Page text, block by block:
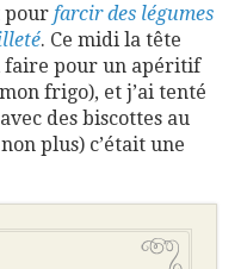
pour farcir des légumes
. Ce midi la tête
faire pour un apéritif
frigo), et j’ai tenté
des biscottes au
plus) c’était une